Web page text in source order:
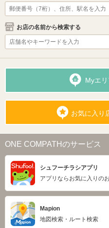
お店の名前から検索する
Myエ
お気に入り
ONE COMPATHのサービス
シュフーチラシアプリ
アプリならお気に入りの
Mapion
地図検索・ルート検索